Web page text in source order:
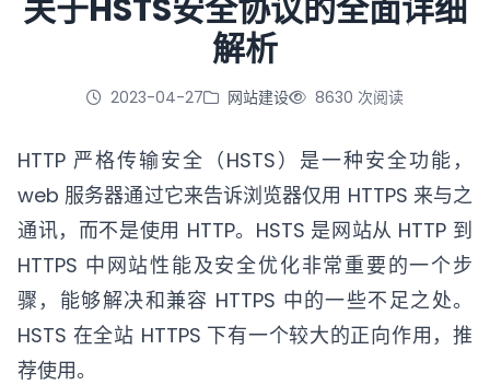
立即咨询
关于HSTS安全协议的全面详细
解析
2023-04-27 网站建设 8630 次阅读
HTTP 严格传输安全（HSTS）是一种安全功能，
web 服务器通过它来告诉浏览器仅用 HTTPS 来与之
通讯，而不是使用 HTTP。HSTS 是网站从 HTTP 到
HTTPS 中网站性能及安全优化非常重要的一个步
骤，能够解决和兼容 HTTPS 中的一些不足之处。
HSTS 在全站 HTTPS 下有一个较大的正向作用，推
荐使用。